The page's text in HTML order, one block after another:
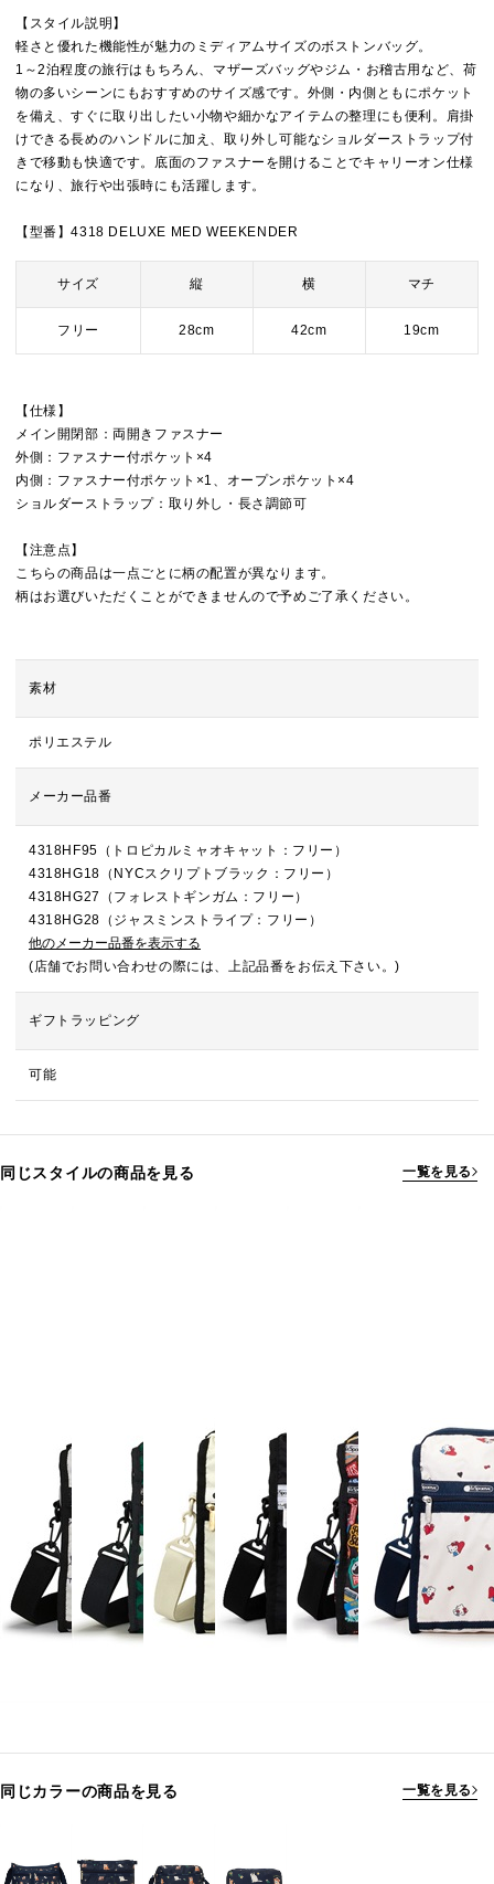
【スタイル説明】
軽さと優れた機能性が魅力のミディアムサイズのボストンバッグ。
1～2泊程度の旅行はもちろん、マザーズバッグやジム・お稽古用など、荷
物の多いシーンにもおすすめのサイズ感です。外側・内側ともにポケット
を備え、すぐに取り出したい小物や細かなアイテムの整理にも便利。肩掛
けできる長めのハンドルに加え、取り外し可能なショルダーストラップ付
きで移動も快適です。底面のファスナーを開けることでキャリーオン仕様
になり、旅行や出張時にも活躍します。
【型番】4318 DELUXE MED WEEKENDER
サイズ 縦 横 マチ
フリー 28cm 42cm 19cm
【仕様】
メイン開閉部：両開きファスナー
外側：ファスナー付ポケット×4
内側：ファスナー付ポケット×1、オープンポケット×4
ショルダーストラップ：取り外し・長さ調節可
【注意点】
こちらの商品は一点ごとに柄の配置が異なります。
柄はお選びいただくことができませんので予めご了承ください。
素材
ポリエステル
メーカー品番
4318HF95（トロピカルミャオキャット：フリー）
4318HG18（NYCスクリプトブラック：フリー）
4318HG27（フォレストギンガム：フリー）
4318HG28（ジャスミンストライプ：フリー）
他のメーカー品番を表示する
(店舗でお問い合わせの際には、上記品番をお伝え下さい。)
ギフトラッピング
可能
同じスタイルの商品を見る 一覧を見る
同じカラーの商品を見る 一覧を見る